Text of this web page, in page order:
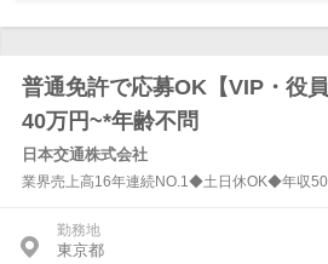
普通免許で応募OK【VIP・役
40万円~*年齢不問
日本交通株式会社
業界売上高16年連続NO.1◆土日休OK◆年収
勤務地
東京都